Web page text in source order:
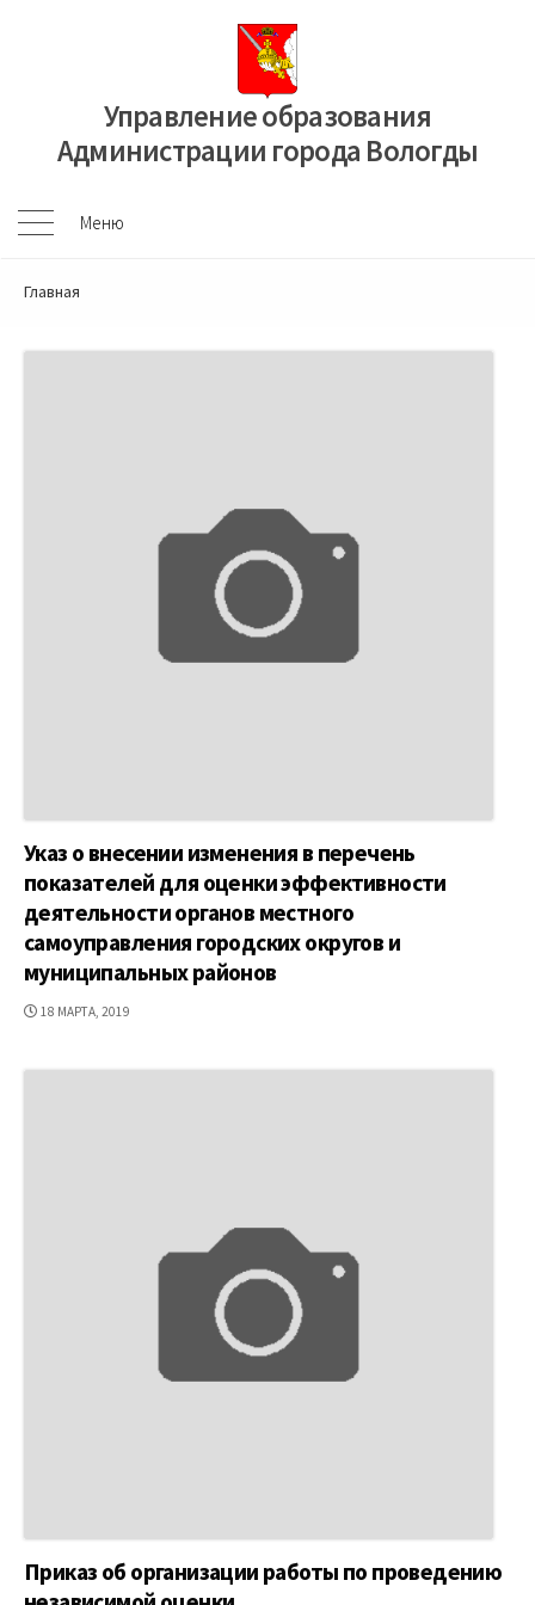
Управление образования
Администрации города Вологды
Меню
Меню
Главная
Указ о внесении изменения в перечень
показателей для оценки эффективности
деятельности органов местного
самоуправления городских округов и
муниципальных районов
ДАТА
18 МАРТА, 2019
Приказ об организации работы по проведению